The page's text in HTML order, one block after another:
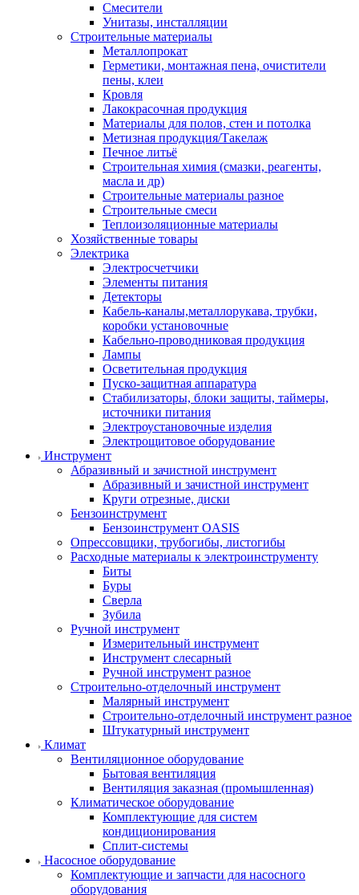
Смесители
Унитазы, инсталляции
Строительные материалы
Металлопрокат
Герметики, монтажная пена, очистители
пены, клеи
Кровля
Лакокрасочная продукция
Материалы для полов, стен и потолка
Метизная продукция/Такелаж
Печное литьё
Строительная химия (смазки, реагенты,
масла и др)
Строительные материалы разное
Строительные смеси
Теплоизоляционные материалы
Хозяйственные товары
Электрика
Электросчетчики
Элементы питания
Детекторы
Кабель-каналы,металлорукава, трубки,
коробки установочные
Кабельно-проводниковая продукция
Лампы
Осветительная продукция
Пуско-защитная аппаратура
Стабилизаторы, блоки защиты, таймеры,
источники питания
Электроустановочные изделия
Электрощитовое оборудование
Инструмент
Абразивный и зачистной инструмент
Абразивный и зачистной инструмент
Круги отрезные, диски
Бензоинструмент
Бензоинструмент OASIS
Опрессовщики, трубогибы, листогибы
Расходные материалы к электроинструменту
Биты
Буры
Сверла
Зубила
Ручной инструмент
Измерительный инструмент
Инструмент слесарный
Ручной инструмент разное
Строительно-отделочный инструмент
Малярный инструмент
Строительно-отделочный инструмент разное
Штукатурный инструмент
Климат
Вентиляционное оборудование
Бытовая вентиляция
Вентиляция заказная (промышленная)
Климатическое оборудование
Комплектующие для систем
кондиционирования
Сплит-системы
Насосное оборудование
Комплектующие и запчасти для насосного
оборудования